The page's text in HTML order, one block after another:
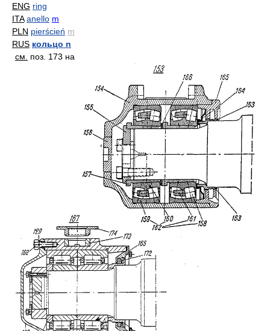
ENG ring
ITA anello m
PLN pierścień m
RUS кольцо n
см.
поз. 173 на